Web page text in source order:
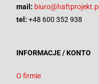
mail: biuro@haftprojekt.pl
tel: +48 600 352 938
INFORMACJE / KONTO
O firmie